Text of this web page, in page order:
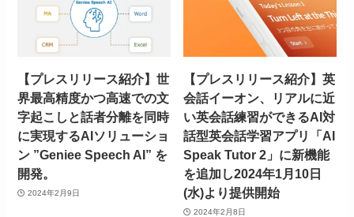
【プレスリリース紹介】世
界最高精度かつ高速での文
字起こしと話者分離を同時
に実現するAIソリューショ
ン ”Geniee Speech AI” を
開発。
2024年2月9日
【プレスリリース紹介】英
会話イーオン、リアルに近
い英会話練習ができるAI対
話型英会話学習アプリ「AI
Speak Tutor 2」に新機能
を追加し2024年1月10日
(水)より提供開始
2024年2月8日